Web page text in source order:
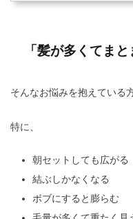
「髪が多くてまと
そんなお悩みを抱えている
特に、
朝セットしても広がる
結ぶしかなくなる
ボブにすると膨らむ